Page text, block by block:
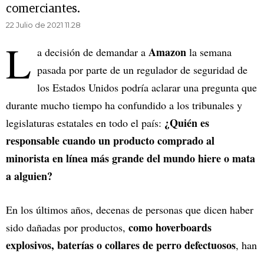
comerciantes.
22 Julio de 2021 11.28
L a decisión de demandar a Amazon la semana
pasada por parte de un regulador de seguridad de
los Estados Unidos podría aclarar una pregunta que
durante mucho tiempo ha confundido a los tribunales y
legislaturas estatales en todo el país: ¿Quién es
responsable cuando un producto comprado al
minorista en línea más grande del mundo hiere o mata
a alguien?
En los últimos años, decenas de personas que dicen haber
sido dañadas por productos, como hoverboards
explosivos, baterías o collares de perro defectuosos, han